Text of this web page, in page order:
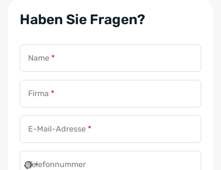
Haben Sie Fragen?
Name *
Firma *
E-Mail-Adresse *
Telefonnummer